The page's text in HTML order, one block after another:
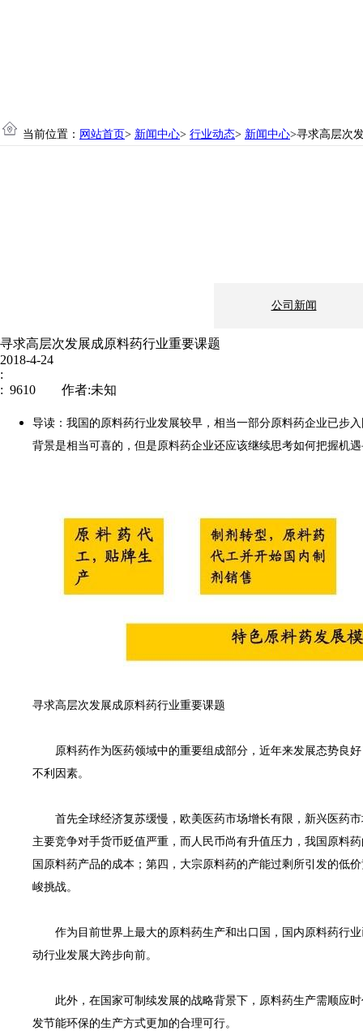
寻求高层次发展成原料药行业重要课题
2018-4-24
:
: 9610 作者:未知
导读：我国的原料药行业发展较早，相当一部分原料药企业已步
背景是相当可喜的，但是原料药企业还应该继续思考如何把握机
寻求高层次发展成原料药行业重要课题
原料药作为医药领域中的重要组成部分，近年来发展态势良好
不利因素。
首先全球经济复苏缓慢，欧美医药市场增长有限，新兴医药市
主要竞争对手货币贬值严重，而人民币尚有升值压力，我国原料
国原料药产品的成本；第四，大宗原料药的产能过剩所引发的低
峻挑战。
作为目前世界上最大的原料药生产和出口国，国内原料药行业
动行业发展大跨步向前。
此外，在国家可制续发展的战略背景下，原料药生产需顺应时
发节能环保的生产方式更加的合理可行。
当前位置： 网站首页> 新闻中心> 行业动态> 新闻中心>寻求高层次
公司新闻
伟信医药
GREAT INNOVATION PHARMA
制造地基：上海
传真：021-
网址：